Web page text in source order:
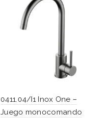
0411.04/I1 Inox One –
Juego monocomando